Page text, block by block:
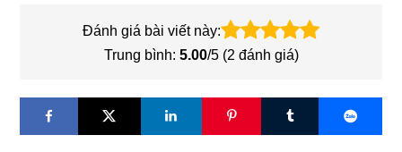
Đánh giá bài viết này:
Trung bình: 5.00/5 (2 đánh giá)